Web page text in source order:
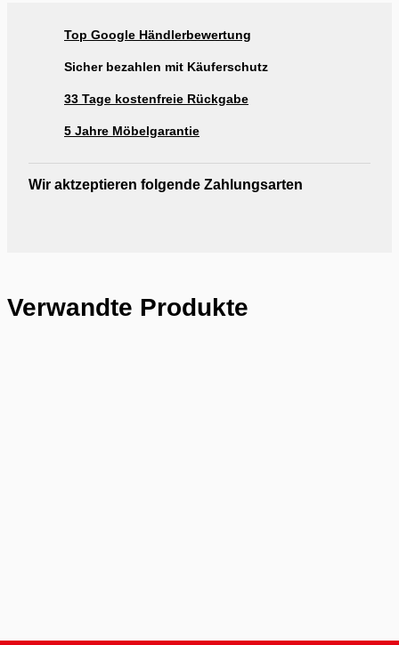
Ausstellung Möbel Rogg Reutlingen
Top Google Händlerbewertung
Sicher bezahlen mit Käuferschutz
33 Tage kostenfreie Rückgabe
5 Jahre Möbelgarantie
Wir aktzeptieren folgende Zahlungsarten
Verwandte Produkte